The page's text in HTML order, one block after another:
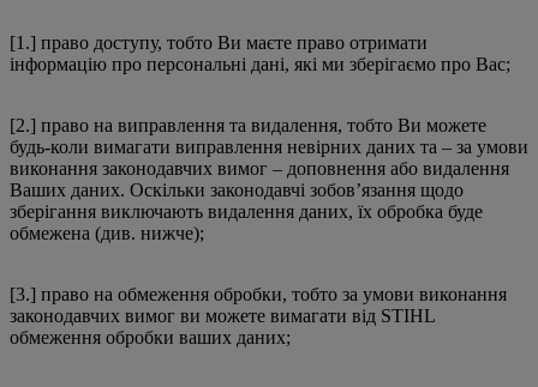
[1.] право доступу, тобто Ви маєте право отримати
інформацію про персональні дані, які ми зберігаємо про Вас;
[2.] право на виправлення та видалення, тобто Ви можете
будь-коли вимагати виправлення невірних даних та – за умови
виконання законодавчих вимог – доповнення або видалення
Ваших даних. Оскільки законодавчі зобов’язання щодо
зберігання виключають видалення даних, їх обробка буде
обмежена (див. нижче);
[3.] право на обмеження обробки, тобто за умови виконання
законодавчих вимог ви можете вимагати від STIHL
обмеження обробки ваших даних;